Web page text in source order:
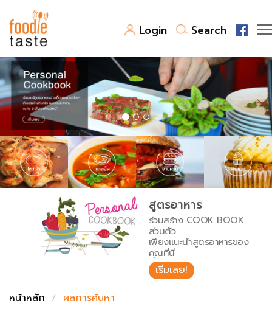
Login Search
สูตรอาหาร
สูตรอาหารล่าสุด
Top Foodie
พาไปชิม
สารพันก้นครัว
เคล็ดลับน่ารู้
เปรียบเทียบหน่วยการตวง
เปรียบเทียบอุณหภูมิ
เปรียบเทียบน้ำหนักวัตถุดิบ
FoodPedia
สร้าง Cookbook
สูตรอาหาร
ร่วมสร้าง COOK BOOK
ส่วนตัว
เพียงแนะนำสูตรอาหารของ
คุณที่นี่
เริ่มเลย!
หน้าหลัก
ผลการค้นหา